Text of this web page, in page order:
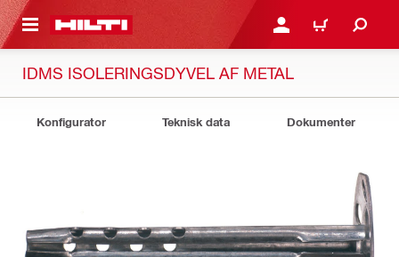
HOVEDINDHOLD LOG IND ELLER
INDKØBSKURV
IDMS ISOLERINGSDYVEL AF METAL
Konfigurator Teknisk data Dokumenter